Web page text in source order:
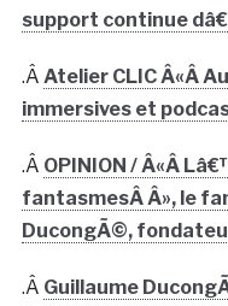
support continue
.Â Atelier CLIC Â«Â
immersives et
.Â OPINION / Â«Â
fantasmesÂ Â», le
DucongÃ©,
.Â Guillaume